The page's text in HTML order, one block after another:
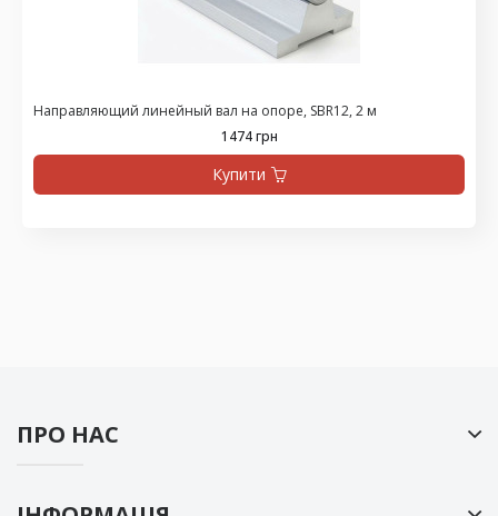
Направляющий линейный вал на опоре, SBR12, 2 м
1474 грн
Купити
ПРО НАС